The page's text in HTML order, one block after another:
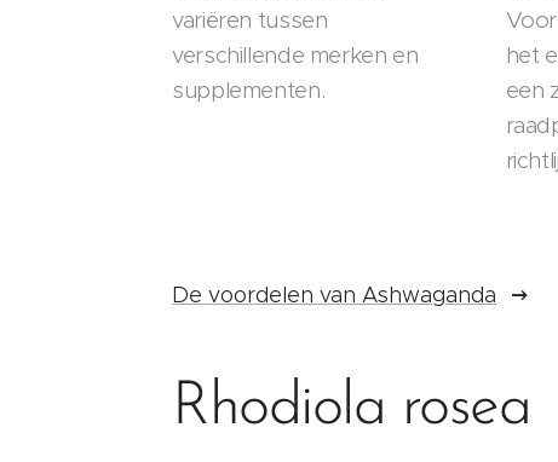
variëren tussen
verschillende merken en
supplementen.
het
een
De voordelen van Ashwaganda
Rhodiola rosea